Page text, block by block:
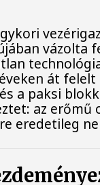
vázolta
át felelt
a paksi
az erőmű
eredetileg